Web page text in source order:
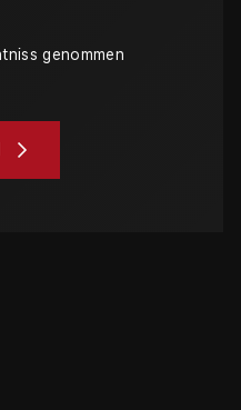
genommen